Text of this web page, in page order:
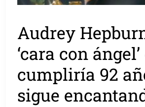
Audrey
‘cara con
cumpliría 92
sigue